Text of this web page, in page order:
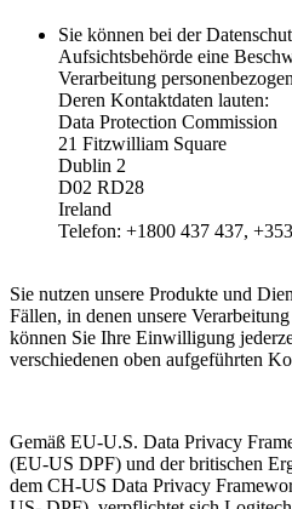
Sie können bei der
Aufsichtsbehörde eine
Verarbeitung
Deren Kontaktdaten lauten:
Data Protection Commission
21 Fitzwilliam Square
Dublin 2
D02 RD28
Ireland
Telefon: +1800 437 437,
Sie nutzen unsere Produkte und
Fällen, in denen unsere
können Sie Ihre Einwilligung
verschiedenen oben aufgeführten
Gemäß EU-U.S. Data Privacy
(EU-US DPF) und der britischen
dem CH-US Data Privacy